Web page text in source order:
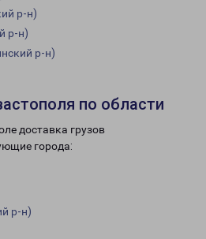
р-н)
р-н)
р-н)
по области
доставка грузов
города:
р-н)